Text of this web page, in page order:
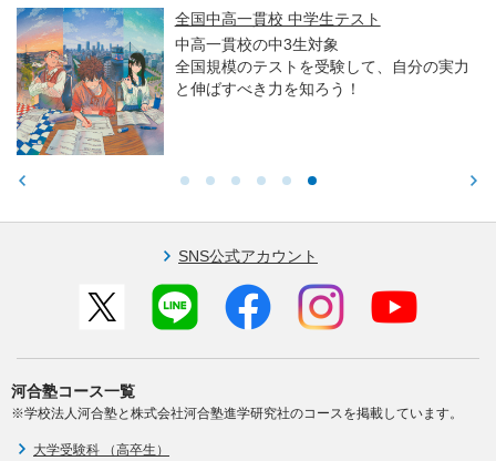
全国中高一貫校 中学生テスト
中高一貫校の中3生対象
全国規模のテストを受験して、自分の実力
と伸ばすべき力を知ろう！
SNS公式アカウント
河合塾コース一覧
※学校法人河合塾と株式会社河合塾進学研究社のコースを掲載しています。
大学受験科 （高卒生）